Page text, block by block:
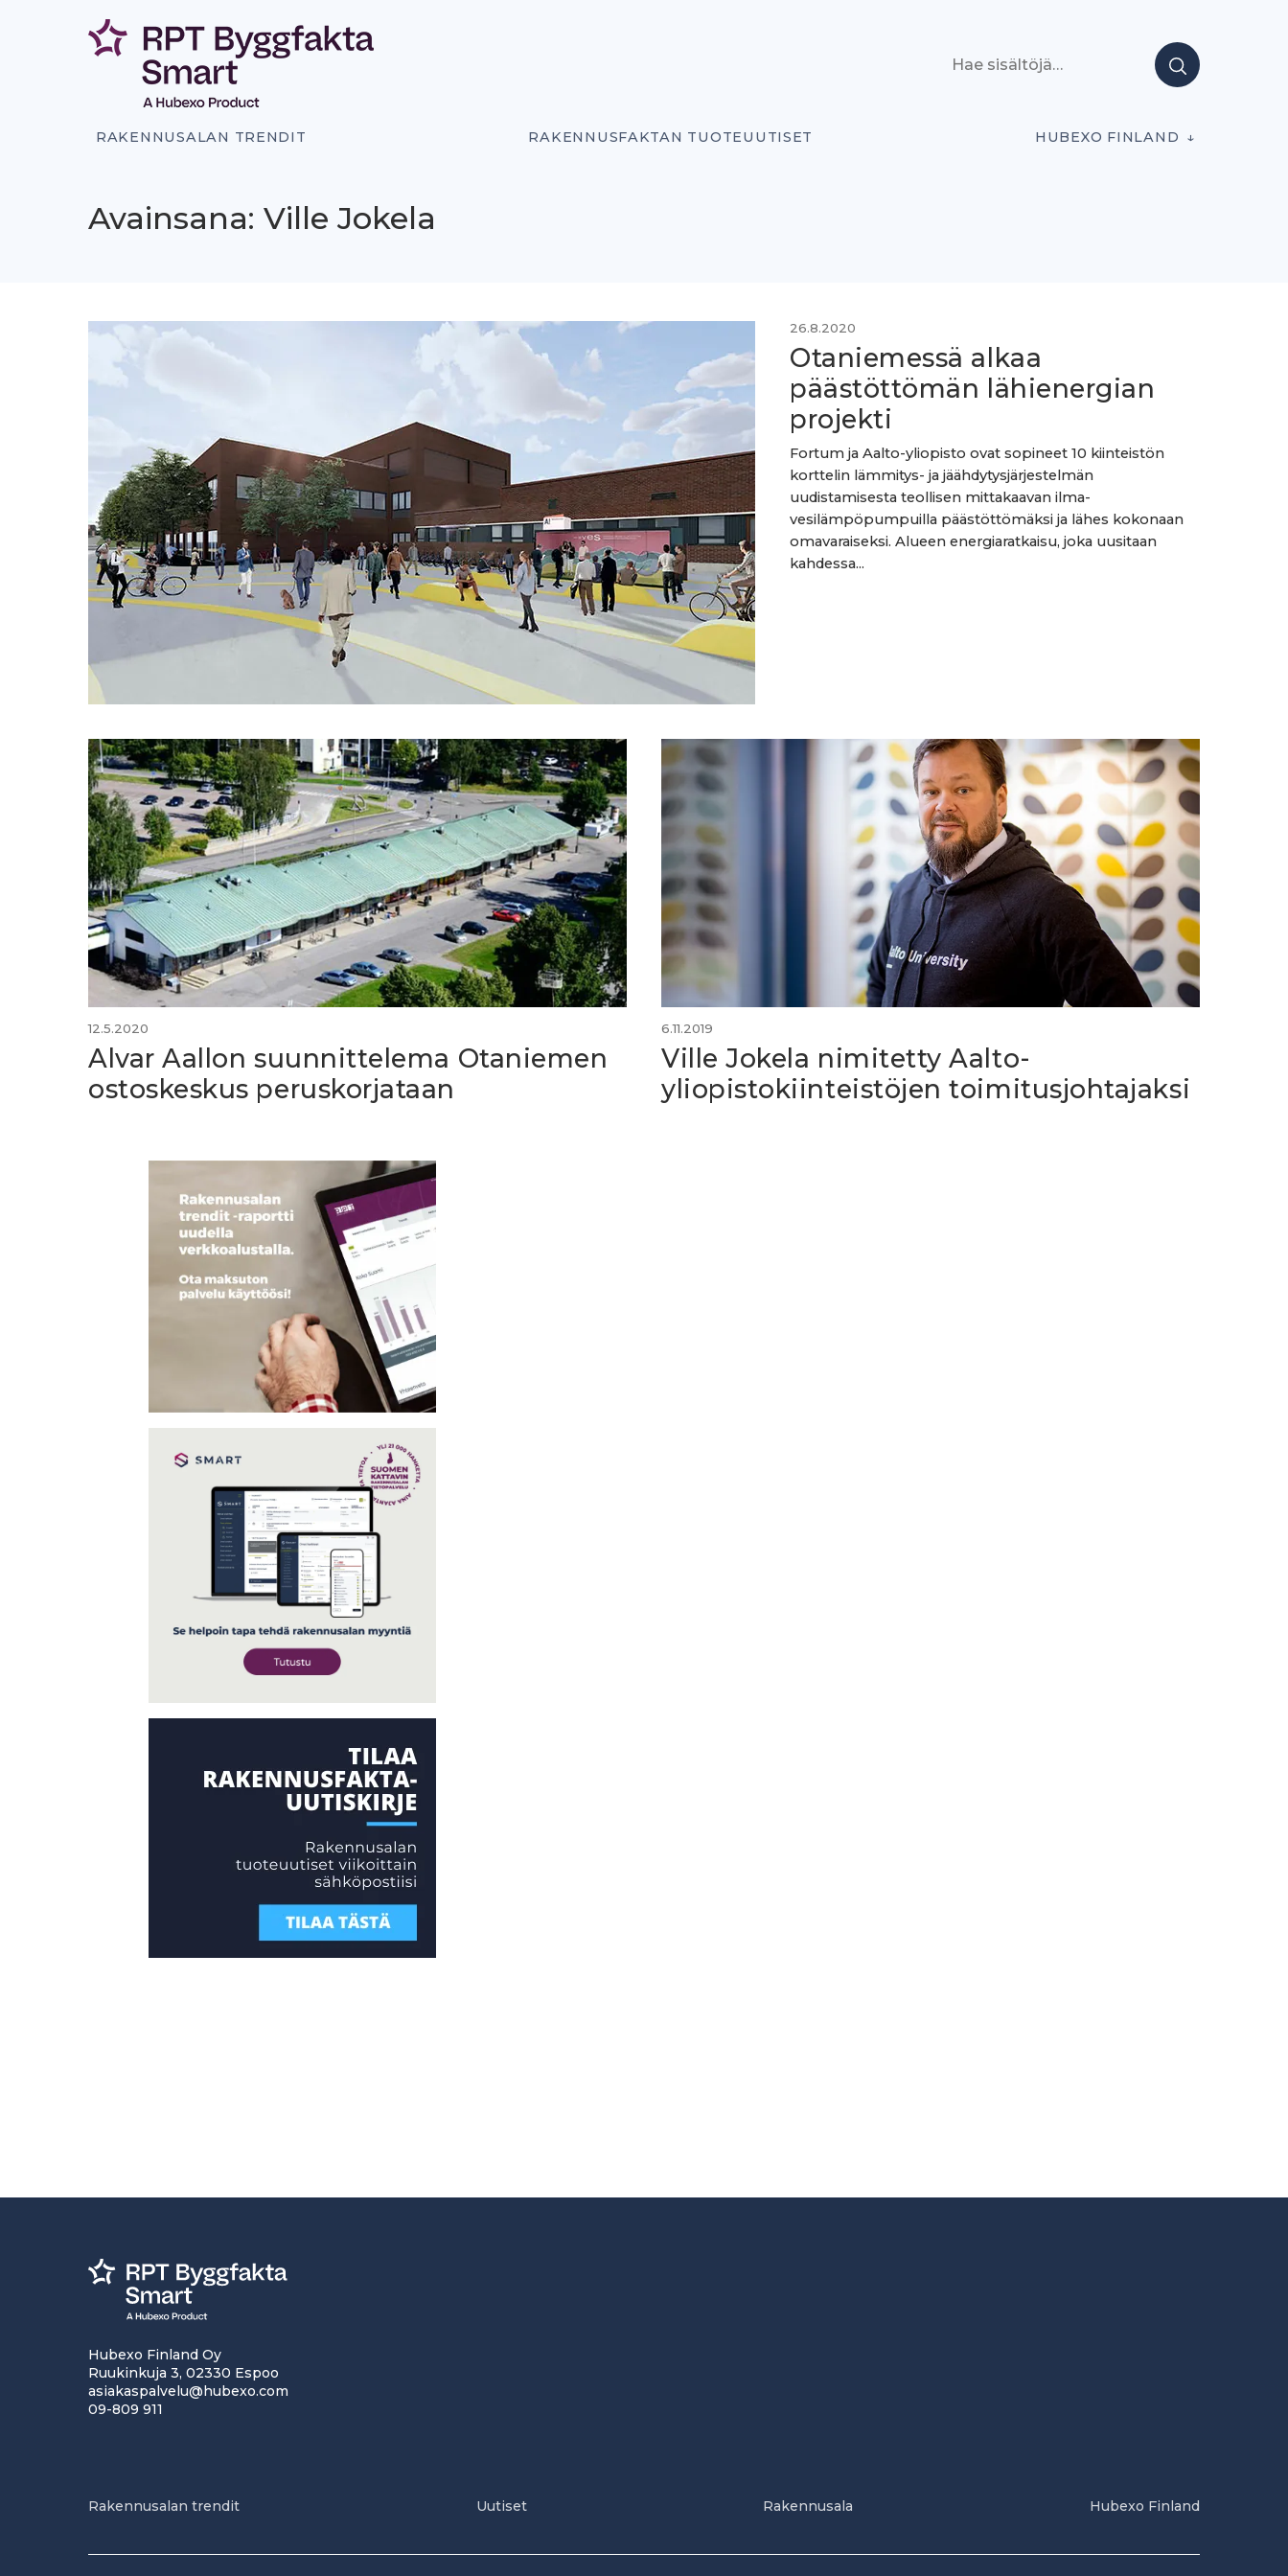
RAKENNUSALAN TRENDIT RAKENNUSFAKTAN TUOTEUUTISET HUBEXO FINLAND
Avainsana: Ville Jokela
26.8.2020
Otaniemessä alkaa
päästöttömän lähienergian
projekti
Fortum ja Aalto-yliopisto ovat sopineet 10 kiinteistön
korttelin lämmitys- ja jäähdytysjärjestelmän
uudistamisesta teollisen mittakaavan ilma-
vesilämpöpumpuilla päästöttömäksi ja lähes kokonaan
omavaraiseksi. Alueen energiaratkaisu, joka uusitaan
kahdessa...
12.5.2020
Alvar Aallon suunnittelema Otaniemen
ostoskeskus peruskorjataan
6.11.2019
Ville Jokela nimitetty Aalto-
yliopistokiinteistöjen toimitusjohtajaksi
Hubexo Finland Oy
Ruukinkuja 3, 02330 Espoo
asiakaspalvelu@hubexo.com
09-809 911
Rakennusalan trendit Uutiset Rakennusala Hubexo Finland